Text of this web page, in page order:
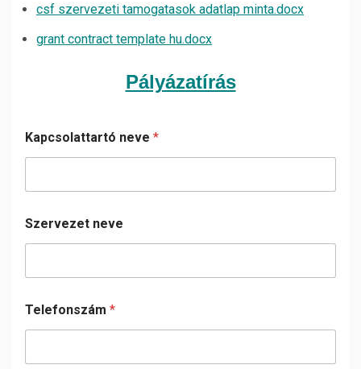
csf szervezeti tamogatasok adatlap minta.docx
grant contract template hu.docx
Pályázatírás
Kapcsolattartó neve *
Szervezet neve
Telefonszám *